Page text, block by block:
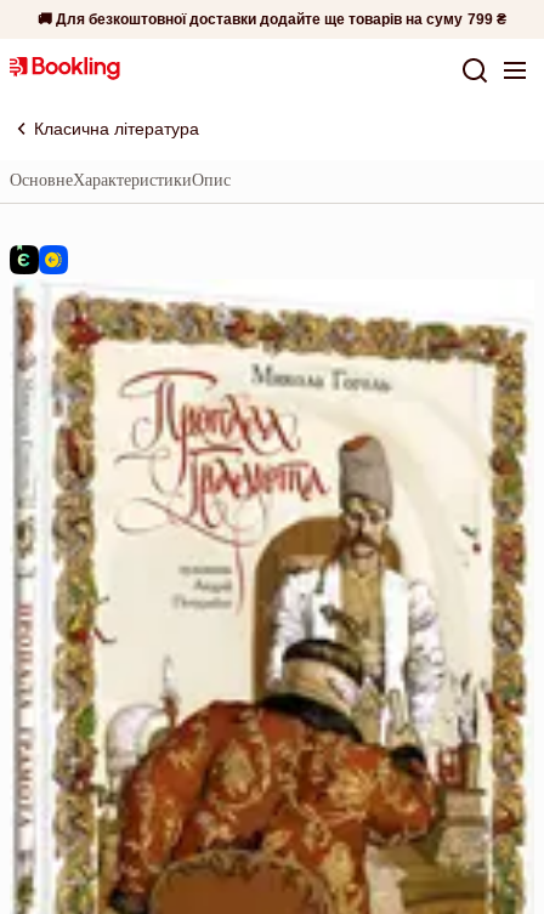
🚚 Для безкоштовної доставки додайте ще товарів на суму 799 ₴
Класична література
ОсновнеХарактеристикиОпис